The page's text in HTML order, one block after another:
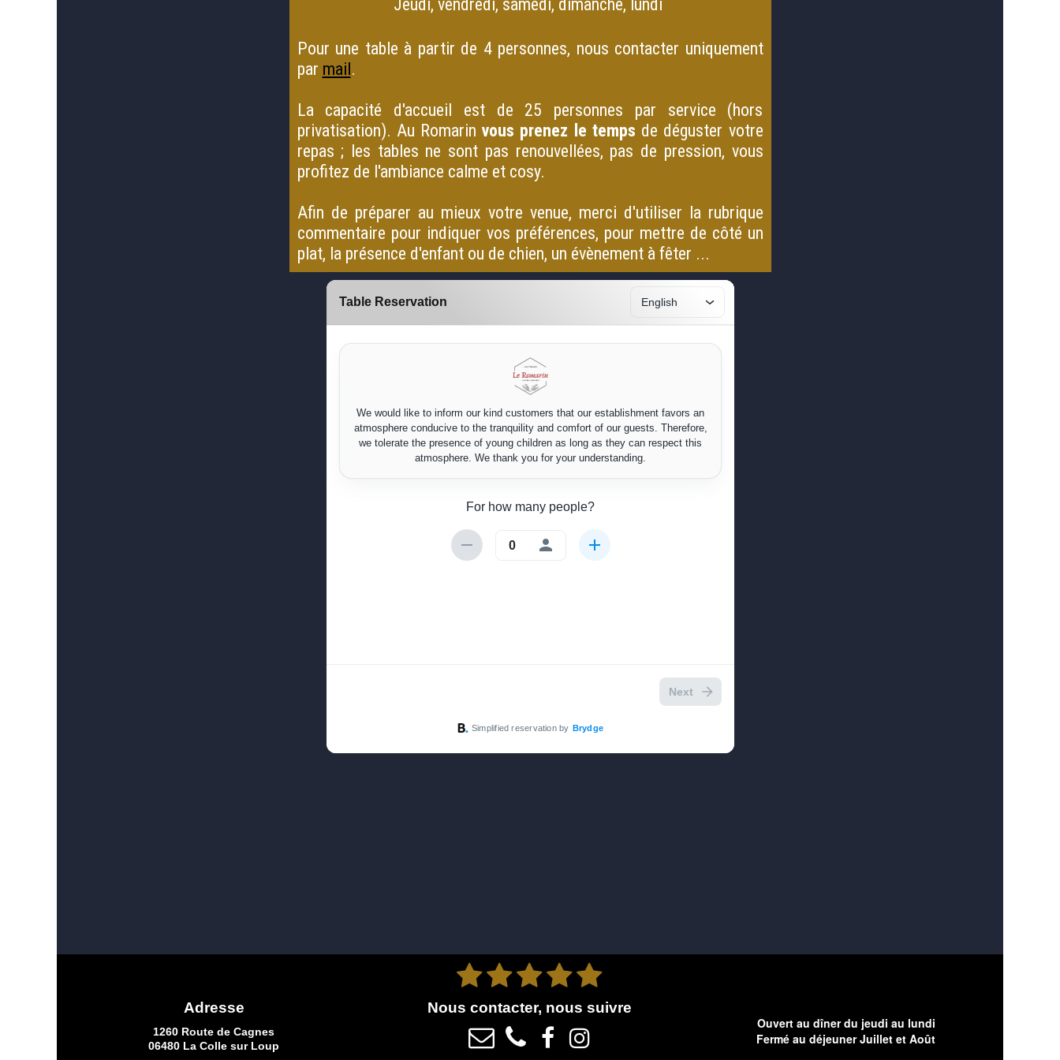
Jeudi, vendredi, samedi, dimanche, lundi
Pour une table à partir de 4 personnes, nous contacter uniquement
par mail.
La capacité d'accueil est de 25 personnes par service (hors
privatisation). Au Romarinvous prenez le temps de déguster votre
repas ; les tables ne sont pas renouvellées, pas de pression, vous
profitez de l'ambiance calme et cosy.
Afin de préparer au mieux votre venue, merci d'utiliser la rubrique
commentaire pour indiquer vos préférences, pour mettre de côté un
plat, la présence d'enfant ou de chien, un évènement à fêter ...

Adresse
1260 Route de Cagnes
06480 La Colle sur Loup
Nous contacter, nous suivre
   
Ouvert au dîner du jeudi au lundi
Fermé au déjeuner Juillet et Août